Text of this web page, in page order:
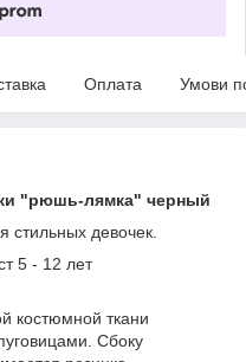
Оплата Умови
"рюшь-лямка" черный
девочек.
5 - 12 лет
костюмной ткани
Сбоку